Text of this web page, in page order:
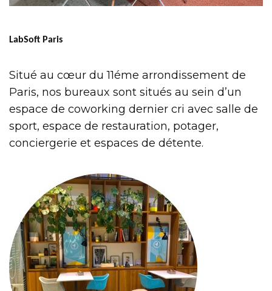
LabSoft Paris
Situé au cœur du 11éme arrondissement de
Paris, nos bureaux sont situés au sein d’un
espace de coworking dernier cri avec salle de
sport, espace de restauration, potager,
conciergerie et espaces de détente.